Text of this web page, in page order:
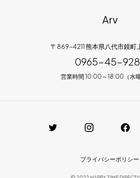
Arv
〒869-4211 熊本県八代市鏡町
0965-45-
営業時間 10:00～18:00（水曜
プライバシーポリシー